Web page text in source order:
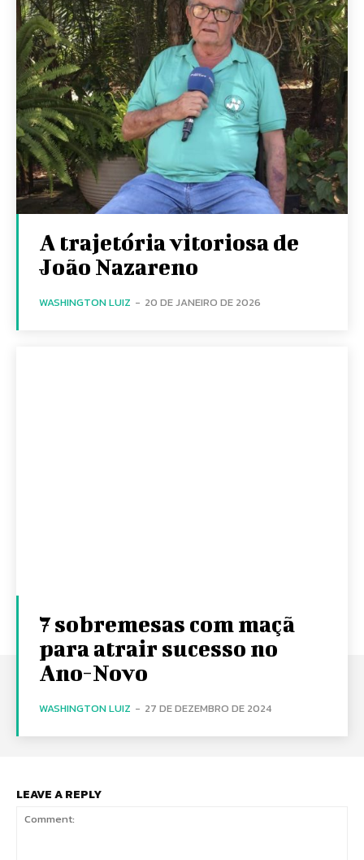
A trajetória vitoriosa de
João Nazareno
WASHINGTON LUIZ - 20 DE JANEIRO DE 2026
7 sobremesas com maçã
para atrair sucesso no
Ano-Novo
WASHINGTON LUIZ - 27 DE DEZEMBRO DE 2024
LEAVE A REPLY